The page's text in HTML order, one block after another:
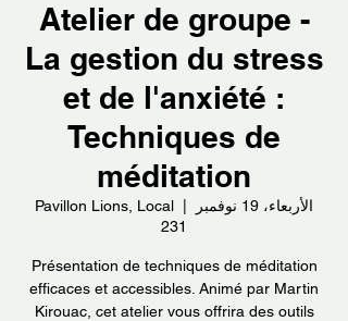
Atelier de groupe -
La gestion du stress
et de l'anxiété :
Techniques de
méditation
الأربعاء، 19 نوفمبر
Pavillon Lions, Local
231
Présentation de techniques de méditation
efficaces et accessibles. Animé par Martin
Kirouac, cet atelier vous offrira des outils